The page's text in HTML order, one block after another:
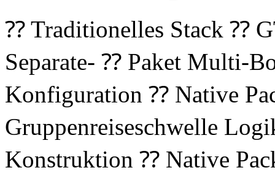
⁇ Traditionelles Stack ⁇
Separate- ⁇ Paket Multi-
Konfiguration ⁇ Native
Gruppenreiseschwelle
Konstruktion ⁇ Native